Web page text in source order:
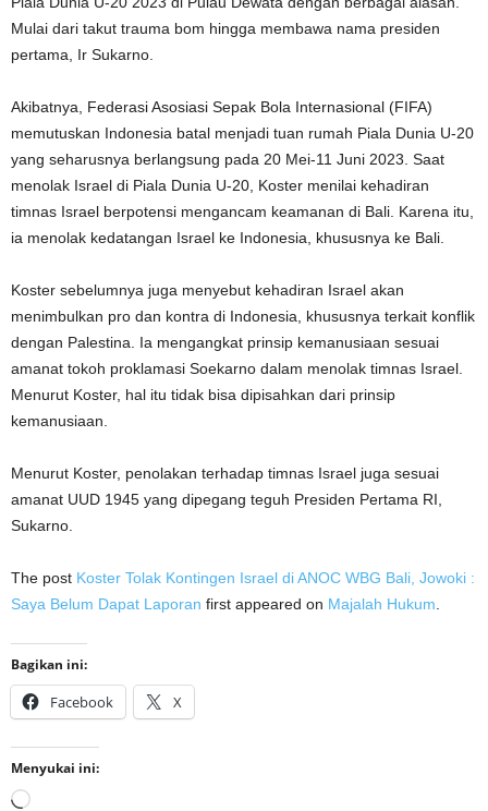
Mulai dari takut trauma bom hingga membawa nama presiden
pertama, Ir Sukarno.
Akibatnya, Federasi Asosiasi Sepak Bola Internasional (FIFA)
memutuskan Indonesia batal menjadi tuan rumah Piala Dunia U-20
yang seharusnya berlangsung pada 20 Mei-11 Juni 2023. Saat
menolak Israel di Piala Dunia U-20, Koster menilai kehadiran
timnas Israel berpotensi mengancam keamanan di Bali. Karena itu,
ia menolak kedatangan Israel ke Indonesia, khususnya ke Bali.
Koster sebelumnya juga menyebut kehadiran Israel akan
menimbulkan pro dan kontra di Indonesia, khususnya terkait konflik
dengan Palestina. Ia mengangkat prinsip kemanusiaan sesuai
amanat tokoh proklamasi Soekarno dalam menolak timnas Israel.
Menurut Koster, hal itu tidak bisa dipisahkan dari prinsip
kemanusiaan.
Menurut Koster, penolakan terhadap timnas Israel juga sesuai
amanat UUD 1945 yang dipegang teguh Presiden Pertama RI,
Sukarno.
The post Koster Tolak Kontingen Israel di ANOC WBG Bali, Jowoki :
Saya Belum Dapat Laporan first appeared on Majalah Hukum
Bagikan ini:
Facebook X
Menyukai ini:
Memuat...